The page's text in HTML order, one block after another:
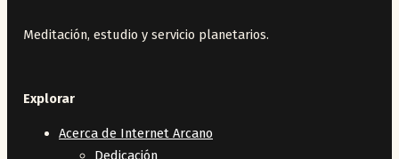
Meditación, estudio y servicio planetarios.
Explorar
Acerca de Internet Arcano
Dedicación